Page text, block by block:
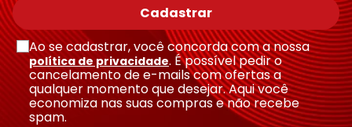
Enviar avaliação
Cadastrar
Ao se cadastrar, você concorda com a nossa
política de privacidade. É possível pedir o
cancelamento de e-mails com ofertas a
qualquer momento que desejar. Aqui você
economiza nas suas compras e não recebe
spam.